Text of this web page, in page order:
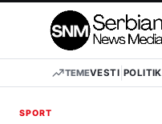
TEMEVESTI
SPORT